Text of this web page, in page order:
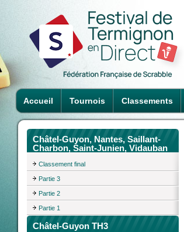
Accueil Tournois Classements
Châtel-Guyon, Nantes, Saillant-
Charbon, Saint-Junien, Vidauban
Classement final
Partie 3
Partie 2
Partie 1
Châtel-Guyon TH3